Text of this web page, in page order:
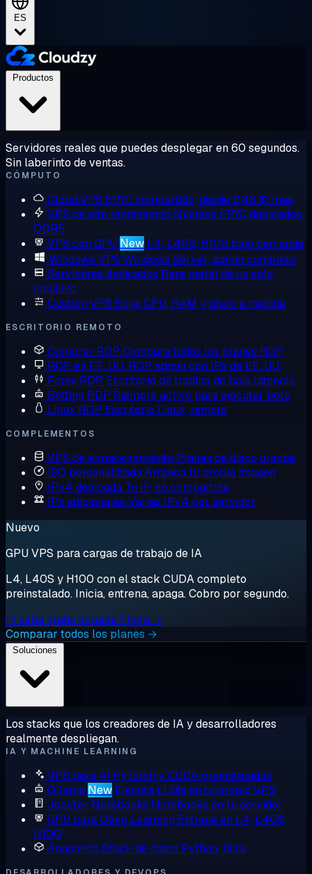
ES
Servidores reales que puedes desplegar en 60 segundos.
Sin laberinto de ventas.
CÓMPUTO
Cloud VPS EPYC compartido, desde 2,48 $/mes
VPS de alto rendimiento Núcleos EPYC dedicados,
DDR5
VPS con GPU New L4, L40S, H100 bajo demanda
Windows VPS Windows Server, admin completo
Servidores dedicados Bare metal de un solo
inquilino
Custom VPS Elige CPU, RAM y disco a medida
ESCRITORIO REMOTO
Comprar RDP Compara todos los planes RDP
RDP en EE. UU. RDP admin con IPs de EE. UU.
Forex RDP Escritorio de trading de baja latencia
Botting RDP Siempre activo para ejecutar bots
Linux RDP Escritorio Linux, remoto
COMPLEMENTOS
VPS de almacenamiento Planes de disco grande
ISO personalizadaArranca tu propia imagen
IPv4 dedicada Tu IP, no compartida
IPs adicionales Varias IPv4 por servidor
Nuevo
GPU VPS para cargas de trabajo de IA
L4, L40S y H100 con el stack CUDA completo
preinstalado. Inicia, entrena, apaga. Cobro por segundo.
Prueba gratis durante 1 hora →
Comparar todos los planes →
Los stacks que los creadores de IA y desarrolladores
realmente despliegan.
IA Y MACHINE LEARNING
VPS para AI PyTorch y CUDA preinstalados
Ollama New Ejecuta LLMs en tu propio VPS
Jupyter Notebooks Notebooks en tu servidor
GPU para Deep Learning Entrena en L4, L40S,
H100
AnacondaStack de datos Python, lista